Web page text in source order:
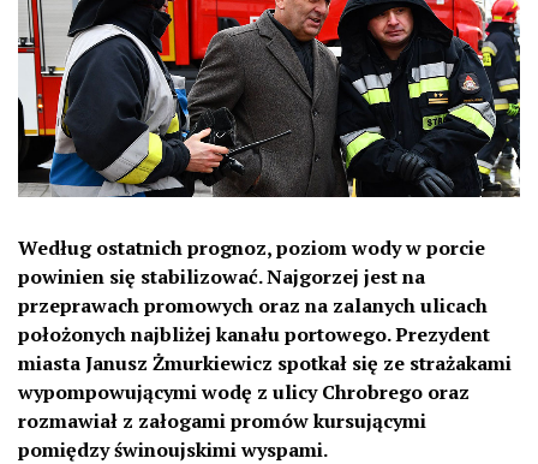
Według ostatnich prognoz, poziom wody w porcie
powinien się stabilizować. Najgorzej jest na
przeprawach promowych oraz na zalanych ulicach
położonych najbliżej kanału portowego. Prezydent
miasta Janusz Żmurkiewicz spotkał się ze strażakami
wypompowującymi wodę z ulicy Chrobrego oraz
rozmawiał z załogami promów kursującymi
pomiędzy świnoujskimi wyspami.